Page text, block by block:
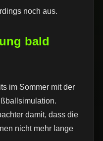
noch aus.
bald
im Sommer mit der
damit, dass die
nicht mehr lange